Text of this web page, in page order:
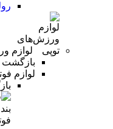
لوازم
بازگشت
لوازم